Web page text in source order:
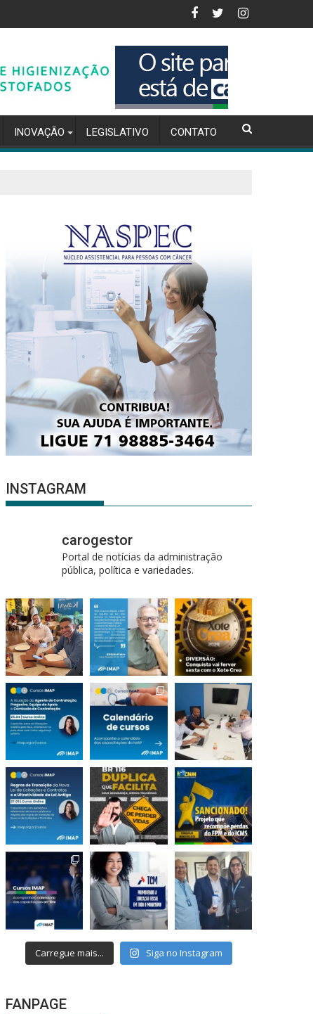
Inteligência Artificial na Gestão de
INOVAÇÃO LEGISLATIVO CONTATO
INSTAGRAM
carogestor
Portal de notícias da administração
pública, política e variedades.
Carregue mais... Siga no Instagram
FANPAGE